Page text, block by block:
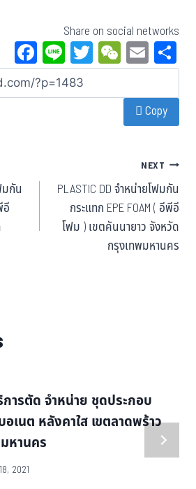
Share on social networks
Fa
ce
bo
Li
ne
T
wi
tt
W
eC
ha
t
E
m
ail
Copy
มกัน
อี
NEXT
PLASTIC DD จำหน่ายโฟมกัน
กระแทก EPE FOAM ( อีพีอี
โฟม ) เขตคันนายาว จังหวัด
กรุงเทพมหานคร
การตัด จำหน่าย ชุดประกอบ
เนต หลังคาใส เขตลาดพร้าว
หานคร
2021